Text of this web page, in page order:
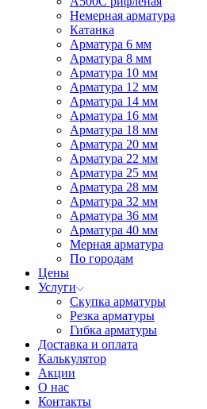
Немерная арматура
Катанка
Арматура 6 мм
Арматура 8 мм
Арматура 10 мм
Арматура 12 мм
Арматура 14 мм
Арматура 16 мм
Арматура 18 мм
Арматура 20 мм
Арматура 22 мм
Арматура 25 мм
Арматура 28 мм
Арматура 32 мм
Арматура 36 мм
Арматура 40 мм
Мерная арматура
По городам
Цены
Услуги
Скупка арматуры
Резка арматуры
Гибка арматуры
Доставка и оплата
Калькулятор
Акции
О нас
Контакты